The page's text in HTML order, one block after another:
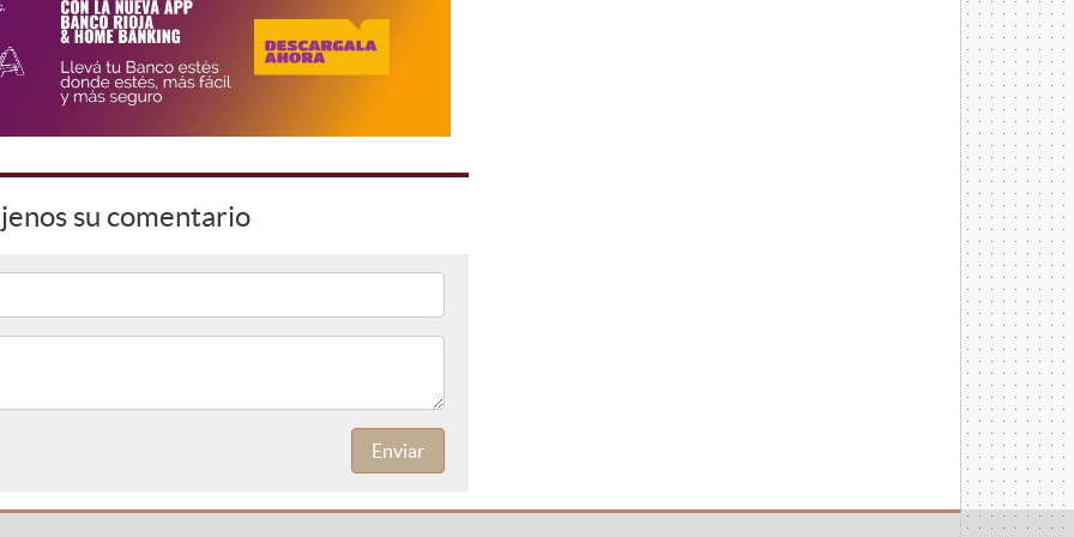
su comentario
Enviar